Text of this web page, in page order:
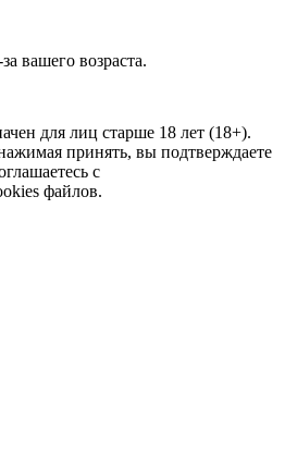
вашего возраста.
для лиц старше 18 лет (18+).
принять, вы подтверждаете
с
файлов.